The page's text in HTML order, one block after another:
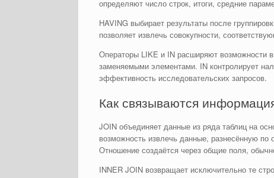
определяют число строк, итоги, средние
HAVING выбирает результаты после
позволяет извлечь совокупности,
Операторы LIKE и IN расширяют возможности
заменяемыми элементами. IN контролирует
эффективность исследовательских запросов.
Как связываются
JOIN объединяет данные из ряда таблиц на
возможность извлечь данные, разнесённую
Отношение создаётся через общие поля,
INNER JOIN возвращает исключительно те